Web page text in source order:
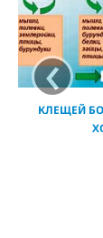
КЛЕЩЕЙ
‹